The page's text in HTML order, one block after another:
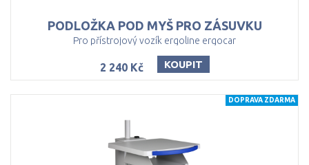
PODLOŽKA POD MYŠ PRO ZÁSUVKU
Pro přístrojový vozík ergoline ergocar
2 240 Kč KOUPIT
DOPRAVA ZDARMA